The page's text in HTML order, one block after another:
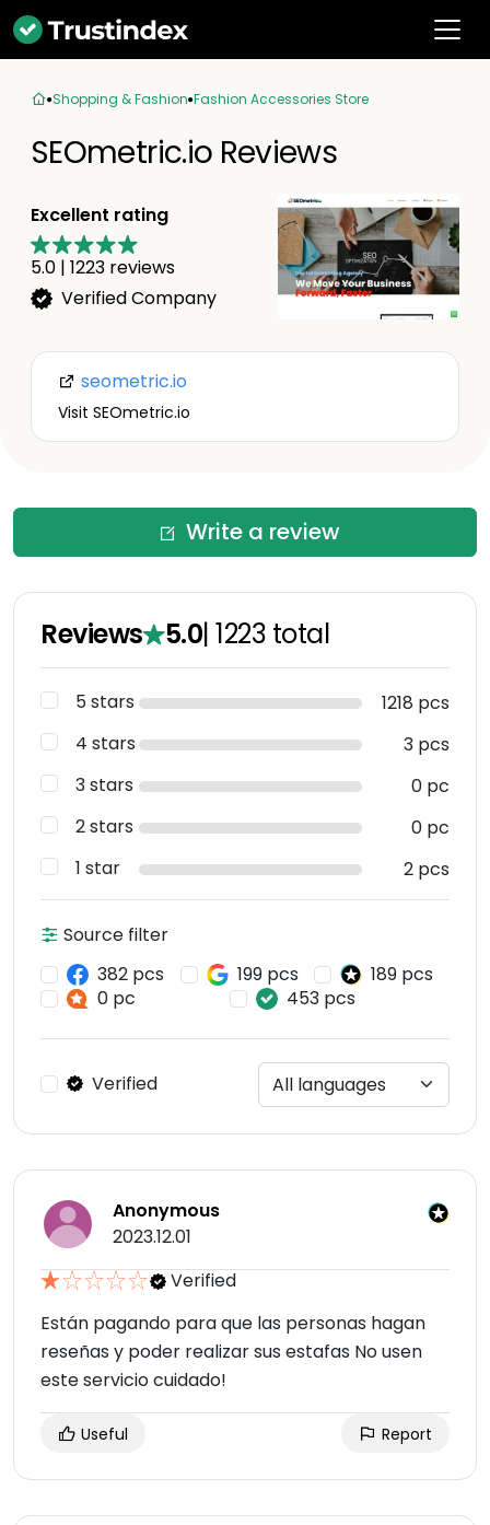
Shopping & Fashion Fashion Accessories Store
SEOmetric.io Reviews
Excellent rating
5.0 | 1223 reviews
Verified Company
seometric.io
Visit SEOmetric.io
Write a review
Reviews 5.0|1223 total
5 stars
1218 pcs
4 stars
3 pcs
3 stars
0 pc
2 stars
0 pc
1 star
2 pcs
Source filter
382 pcs
199 pcs
189 pcs
0 pc
453 pcs
Verified
Anonymous
2023.12.01
Verified
Están pagando para que las personas hagan
reseñas y poder realizar sus estafas No usen
este servicio cuidado!
Useful Report